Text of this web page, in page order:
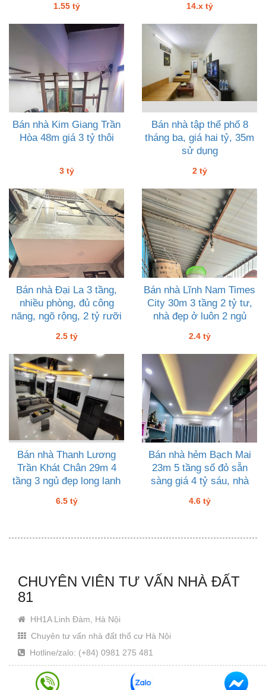
1.55 tỷ 14.x tỷ
Bán nhà Kim Giang Trần
Hòa 48m giá 3 tỷ thôi
3 tỷ
Bán nhà tập thể phố 8
tháng ba, giá hai tỷ, 35m
sử dụng
2 tỷ
Bán nhà Đại La 3 tầng,
nhiều phòng, đủ công
năng, ngõ rộng, 2 tỷ rưỡi
2.5 tỷ
Bán nhà Lĩnh Nam Times
City 30m 3 tầng 2 tỷ tư,
nhà đẹp ở luôn 2 ngủ
2.4 tỷ
Bán nhà Thanh Lương
Trần Khát Chân 29m 4
tầng 3 ngủ đẹp long lanh
6.5 tỷ
Bán nhà hẻm Bạch Mai
23m 5 tầng sổ đỏ sẵn
sàng giá 4 tỷ sáu, nhà
4.6 tỷ
CHUYÊN VIÊN TƯ VẤN NHÀ ĐẤT
81
HH1A Linh Đàm, Hà Nội
Chuyên tư vấn nhà đất thổ cư Hà Nội
Hotline/zalo: (+84) 0981 275 481